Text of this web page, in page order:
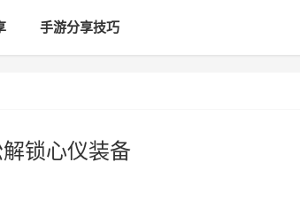
手游分享技巧
锁心仪装备